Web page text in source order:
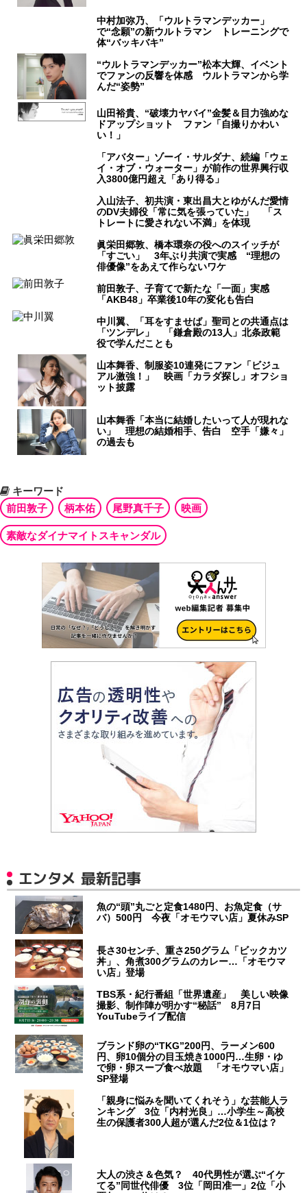
中村加弥乃、「ウルトラマンデッカー」
で“念願”の新ウルトラマン トレーニングで
体“バッキバキ”
“ウルトラマンデッカー”松本大輝、イベント
でファンの反響を体感 ウルトラマンから学
んだ“姿勢”
山田裕貴、“破壊力ヤバイ”金髪＆目力強めな
ドアップショット ファン「自撮りかわい
い！」
「アバター」ゾーイ・サルダナ、続編「ウェ
イ・オブ・ウォーター」が前作の世界興行収
入3800億円超え「あり得る」
入山法子、初共演・東出昌大とゆがんだ愛情
のDV夫婦役「常に気を張っていた」 「ス
トレートに愛されない不満」を体現
眞栄田郷敦、橋本環奈の役へのスイッチが
「すごい」 3年ぶり共演で実感 “理想の
俳優像”をあえて作らないワケ
前田敦子、子育てで新たな「一面」実感
「AKB48」卒業後10年の変化も告白
中川翼、「耳をすませば」聖司との共通点は
「ツンデレ」 「鎌倉殿の13人」北条政範
役で学んだことも
山本舞香、制服姿10連発にファン「ビジュ
アル激強！」 映画「カラダ探し」オフショ
ット披露
山本舞香「本当に結婚したいって人が現れな
い」 理想の結婚相手、告白 空手「嫌々」
の過去も
キーワード
前田敦子
柄本佑 尾野真千子 映画
素敵なダイナマイトスキャンダル
エンタメ 最新記事
魚の“頭”丸ごと定食1480円、お魚定食（サ
バ）500円 今夜「オモウマい店」夏休みSP
長さ30センチ、重さ250グラム「ビックカツ
丼」、角煮300グラムのカレー…「オモウマ
い店」登場
TBS系・紀行番組「世界遺産」 美しい映像
撮影、制作陣が明かす“秘話” 8月7日
YouTubeライブ配信
ブランド卵の“TKG”200円、ラーメン600
円、卵10個分の目玉焼き1000円…生卵・ゆ
で卵・卵スープ食べ放題 「オモウマい店」
SP登場
「親身に悩みを聞いてくれそう」な芸能人ラ
ンキング 3位「内村光良」…小学生～高校
生の保護者300人超が選んだ2位＆1位は？
大人の渋さ＆色気？ 40代男性が選ぶ“イケ
てる”同世代俳優 3位「岡田准一」2位「小